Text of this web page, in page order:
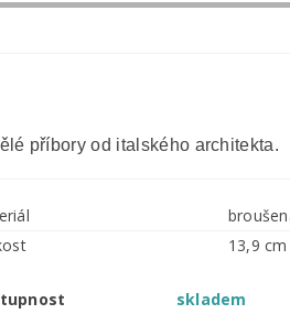
příbory od italského architekta.
13,9 cm
skladem